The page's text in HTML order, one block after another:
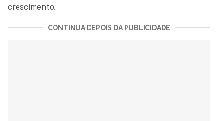
crescimento.
CONTINUA DEPOIS DA PUBLICIDADE